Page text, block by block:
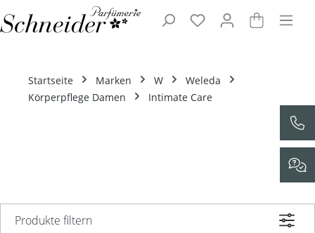
Zum Hauptinhalt springen
Startseite Marken W
Weleda
Körperpflege Damen
Intimate Care
Produkte filtern